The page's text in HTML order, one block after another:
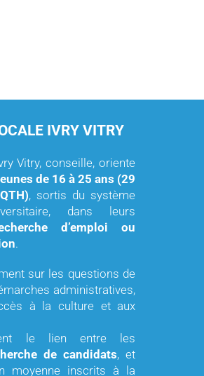
IVRY VITRY
Vitry, conseille, oriente
de 16 à 25 ans (29
, sortis du système
dans leurs
d’emploi ou
.
sur les questions de
administratives,
à la culture et aux
le lien entre les
de candidats, et
moyenne inscrits à la